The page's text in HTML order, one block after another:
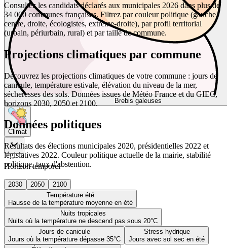
Brebis galeuses
Climat
Horizon temporel
2030 2050
2100
Température été
Hausse de la température moyenne en été
Nuits tropicales
Nuits où la température ne descend pas sous 20°C
Jours de canicule
Jours où la température dépasse 35°C
Stress hydrique
Jours avec sol sec en été
Consultez les candidats déclarés aux municipales 2026 dans plus de
34 000 communes françaises. Filtrez par couleur politique (gauche,
centre, droite, écologistes, extrême-droite), par profil territorial
(urbain, périurbain, rural) et par taille de commune.
Projections climatiques par commune
Découvrez les projections climatiques de votre commune : jours de
canicule, température estivale, élévation du niveau de la mer,
sécheresses des sols. Données issues de Météo France et du GIEC,
horizons 2030, 2050 et 2100.
Données politiques
Résultats des élections municipales 2020, présidentielles 2022 et
législatives 2022. Couleur politique actuelle de la mairie, stabilité
politique, taux d'abstention.